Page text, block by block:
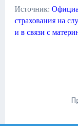
Источник:
страхования на
и в связи с